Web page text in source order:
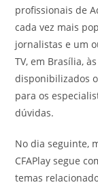
profissionais de
cada vez mais
jornalistas e um
TV, em Brasília,
disponibilizados
para os
dúvidas.
No dia seguinte,
CFAPlay segue
temas